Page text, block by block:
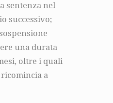
sentenza nel
successivo;
una durata
oltre i quali
a